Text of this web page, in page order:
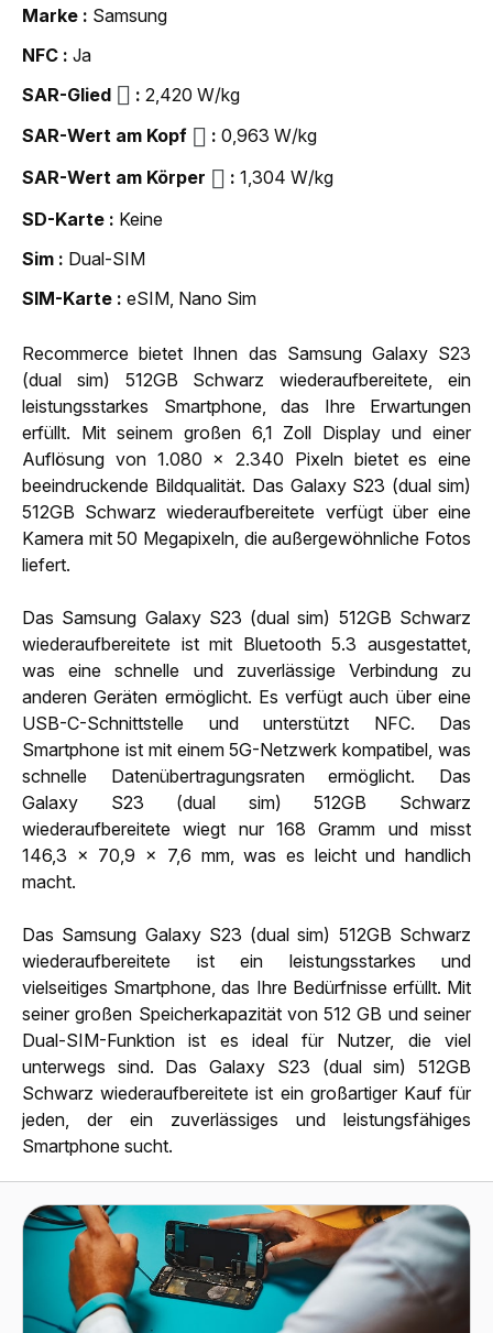
Marke
Samsung
NFC
Ja
SAR-Glied
2,420 W/kg
SAR-Wert am Kopf
0,963 W/kg
SAR-Wert am Körper
1,304 W/kg
SD-Karte
Keine
Sim
Dual-SIM
SIM-Karte
eSIM, Nano Sim
Recommerce bietet Ihnen das Samsung Galaxy S23
(dual sim) 512GB Schwarz wiederaufbereitete, ein
leistungsstarkes Smartphone, das Ihre Erwartungen
erfüllt. Mit seinem großen 6,1 Zoll Display und einer
Auflösung von 1.080 x 2.340 Pixeln bietet es eine
beeindruckende Bildqualität. Das Galaxy S23 (dual sim)
512GB Schwarz wiederaufbereitete verfügt über eine
Kamera mit 50 Megapixeln, die außergewöhnliche Fotos
liefert.
Das Samsung Galaxy S23 (dual sim) 512GB Schwarz
wiederaufbereitete ist mit Bluetooth 5.3 ausgestattet,
was eine schnelle und zuverlässige Verbindung zu
anderen Geräten ermöglicht. Es verfügt auch über eine
USB-C-Schnittstelle und unterstützt NFC. Das
Smartphone ist mit einem 5G-Netzwerk kompatibel, was
schnelle Datenübertragungsraten ermöglicht. Das
Galaxy S23 (dual sim) 512GB Schwarz
wiederaufbereitete wiegt nur 168 Gramm und misst
146,3 x 70,9 x 7,6 mm, was es leicht und handlich
macht.
Das Samsung Galaxy S23 (dual sim) 512GB Schwarz
wiederaufbereitete ist ein leistungsstarkes und
vielseitiges Smartphone, das Ihre Bedürfnisse erfüllt. Mit
seiner großen Speicherkapazität von 512 GB und seiner
Dual-SIM-Funktion ist es ideal für Nutzer, die viel
unterwegs sind. Das Galaxy S23 (dual sim) 512GB
Schwarz wiederaufbereitete ist ein großartiger Kauf für
jeden, der ein zuverlässiges und leistungsfähiges
Smartphone sucht.